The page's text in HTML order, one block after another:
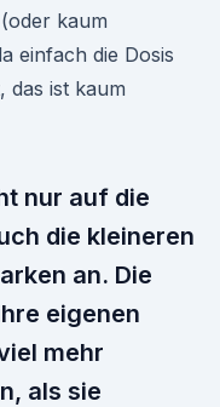
kaum
einfach die Dosis
das ist kaum
nur auf die
die kleineren
an. Die
eigenen
mehr
als sie